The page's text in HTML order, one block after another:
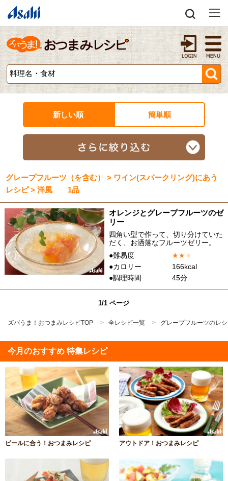
新しい順 簡単順
グレープフルーツ（を含む） > ワイン(スパークリング)にあう
レシピ > 洋風 1品
オレンジとグレープフルーツのゼ
リー
四角い型で作って、切り分けていた
だく、お洒落なフルーツゼリー。
●難易度
★★★
●カロリー
166kcal
●調理時間
45分
1/1 ページ
ズバうま！おつまみレシピTOP 全レシピ一覧 グレープフルーツのレ
今月のおすすめ 特集レシピ
ビールに合う！おつまみレシピ アウトドア！おつまみレシピ